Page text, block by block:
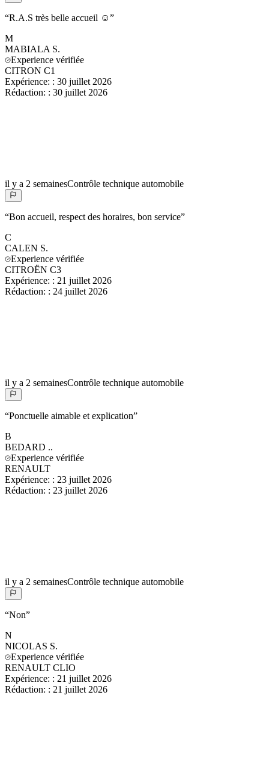
“R.A.S très belle accueil ☺️”
M
MABIALA S.
Experience vérifiée
CITRON C1
Expérience: : 30 juillet 2026
Rédaction: : 30 juillet 2026
il y a 2 semainesContrôle technique automobile
“Bon accueil, respect des horaires, bon service”
C
CALEN S.
Experience vérifiée
CITROËN C3
Expérience: : 21 juillet 2026
Rédaction: : 24 juillet 2026
il y a 2 semainesContrôle technique automobile
“Ponctuelle aimable et explication”
B
BEDARD ..
Experience vérifiée
RENAULT
Expérience: : 23 juillet 2026
Rédaction: : 23 juillet 2026
il y a 2 semainesContrôle technique automobile
“Non”
N
NICOLAS S.
Experience vérifiée
RENAULT CLIO
Expérience: : 21 juillet 2026
Rédaction: : 21 juillet 2026